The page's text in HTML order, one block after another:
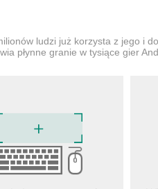
ludzi już korzysta z jego i
płynne granie w tysiące gier